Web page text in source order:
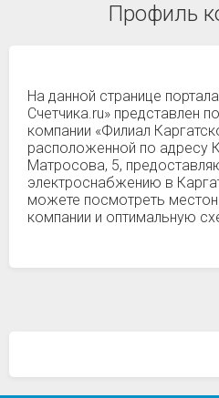
Профиль
На данной странице
Счетчика.ru» представлен
компании «Филиал
расположенной по адресу
Матросова, 5,
электроснабжению в
можете посмотреть
компании и оптимальную